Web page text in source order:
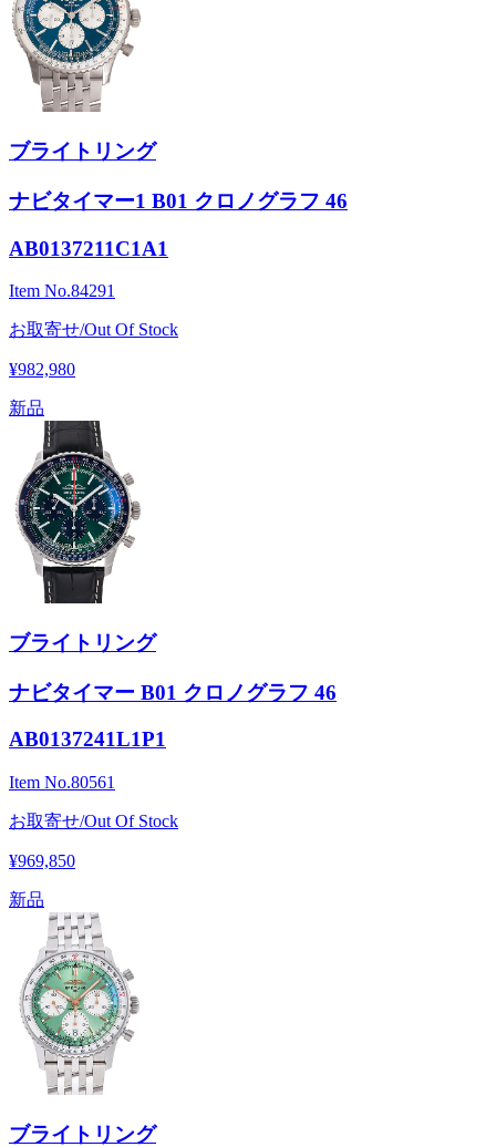
ブライトリング
ナビタイマー1 B01 クロノグラフ 46
AB0137211C1A1
Item No.84291
お取寄せ/Out Of Stock
¥982,980
新品
ブライトリング
ナビタイマー B01 クロノグラフ 46
AB0137241L1P1
Item No.80561
お取寄せ/Out Of Stock
¥969,850
新品
ブライトリング